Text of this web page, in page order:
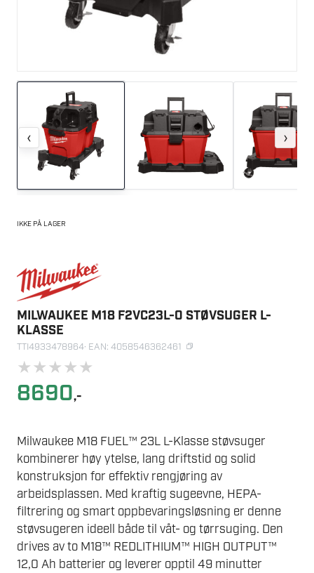
‹ ›
IKKE PÅ LAGER
MILWAUKEE M18 F2VC23L-0 STØVSUGER L-
KLASSE
TTI4933478964· EAN: 4058546362461
★★★★★
8690,-
Milwaukee M18 FUEL™ 23L L-Klasse støvsuger
kombinerer høy ytelse, lang driftstid og solid
konstruksjon for effektiv rengjøring av
arbeidsplassen. Med kraftig sugeevne, HEPA-
filtrering og smart oppbevaringsløsning er denne
støvsugeren ideell både til våt- og tørrsuging. Den
drives av to M18™ REDLITHIUM™ HIGH OUTPUT™
12,0 Ah batterier og leverer opptil 49 minutter